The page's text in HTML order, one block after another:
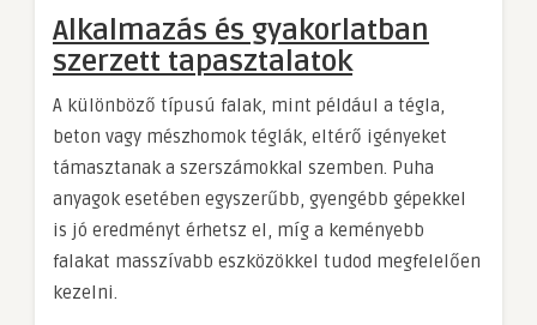
Alkalmazás és gyakorlatban
szerzett tapasztalatok
A különböző típusú falak, mint például a tégla,
beton vagy mészhomok téglák, eltérő igényeket
támasztanak a szerszámokkal szemben. Puha
anyagok esetében egyszerűbb, gyengébb gépekkel
is jó eredményt érhetsz el, míg a keményebb
falakat masszívabb eszközökkel tudod megfelelően
kezelni.